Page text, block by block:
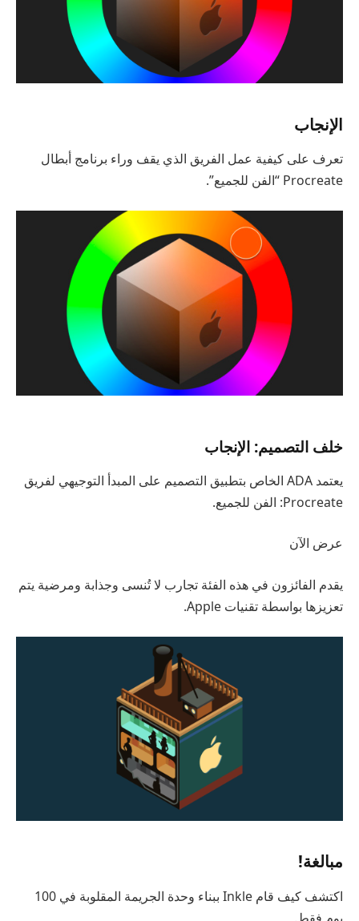
الإنجاب
تعرف على كيفية عمل الفريق الذي يقف وراء برنامج أبطال
Procreate “الفن للجميع”.
خلف التصميم: الإنجاب
يعتمد ADA الخاص بتطبيق التصميم على المبدأ التوجيهي لفريق
Procreate: الفن للجميع.
عرض الآن
يقدم الفائزون في هذه الفئة تجارب لا تُنسى وجذابة ومرضية يتم
تعزيزها بواسطة تقنيات Apple.
مبالغة!
اكتشف كيف قام Inkle ببناء وحدة الجريمة المقلوبة في 100